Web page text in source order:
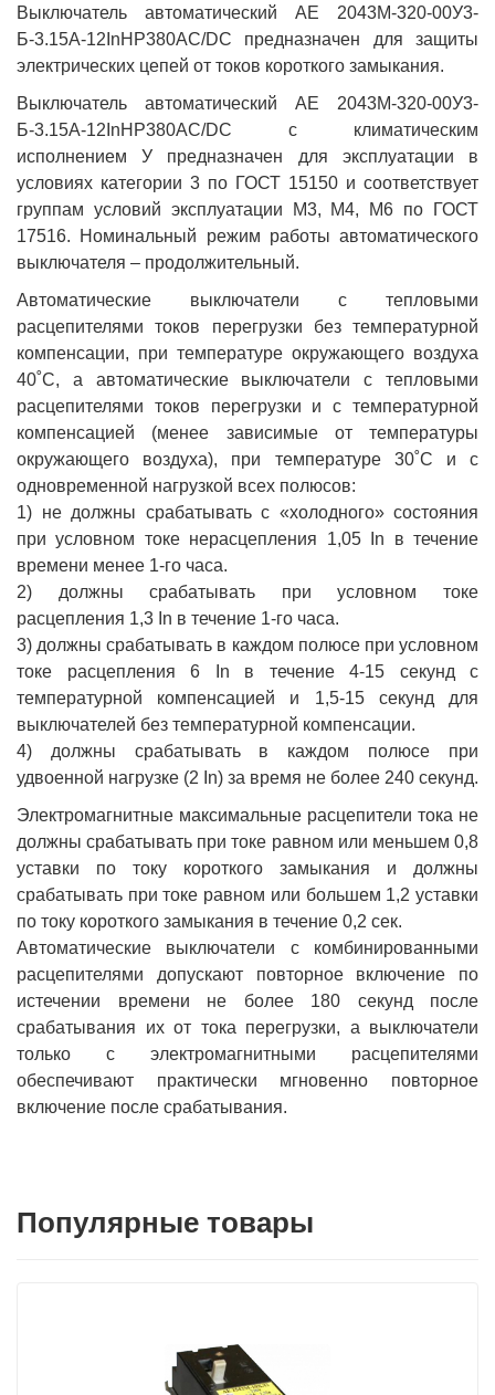
Выключатель автоматический АЕ 2043М-320-00У3-
Б-3.15А-12InНР380AC/DC предназначен для защиты
электрических цепей от токов короткого замыкания.
Выключатель автоматический АЕ 2043М-320-00У3-
Б-3.15А-12InНР380AC/DC с климатическим
исполнением У предназначен для эксплуатации в
условиях категории 3 по ГОСТ 15150 и соответствует
группам условий эксплуатации М3, М4, М6 по ГОСТ
17516. Номинальный режим работы автоматического
выключателя – продолжительный.
Автоматические выключатели с тепловыми
расцепителями токов перегрузки без температурной
компенсации, при температуре окружающего воздуха
40˚С, а автоматические выключатели с тепловыми
расцепителями токов перегрузки и с температурной
компенсацией (менее зависимые от температуры
окружающего воздуха), при температуре 30˚С и с
одновременной нагрузкой всех полюсов:
1) не должны срабатывать с «холодного» состояния
при условном токе нерасцепления 1,05 In в течение
времени менее 1-го часа.
2) должны срабатывать при условном токе
расцепления 1,3 In в течение 1-го часа.
3) должны срабатывать в каждом полюсе при условном
токе расцепления 6 In в течение 4-15 секунд с
температурной компенсацией и 1,5-15 секунд для
выключателей без температурной компенсации.
4) должны срабатывать в каждом полюсе при
удвоенной нагрузке (2 In) за время не более 240 секунд.
Электромагнитные максимальные расцепители тока не
должны срабатывать при токе равном или меньшем 0,8
уставки по току короткого замыкания и должны
срабатывать при токе равном или большем 1,2 уставки
по току короткого замыкания в течение 0,2 сек.
Автоматические выключатели с комбинированными
расцепителями допускают повторное включение по
истечении времени не более 180 секунд после
срабатывания их от тока перегрузки, а выключатели
только с электромагнитными расцепителями
обеспечивают практически мгновенно повторное
включение после срабатывания.
Популярные товары